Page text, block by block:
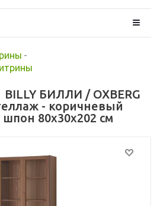
-
BILLY БИЛЛИ / OXBERG
- коричневый
80x30x202 см